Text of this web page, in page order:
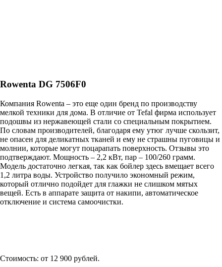
Rowenta DG 7506F0
Компания Rowenta – это еще один бренд по производству
мелкой техники для дома. В отличие от Tefal фирма использует
подошвы из нержавеющей стали со специальным покрытием.
По словам производителей, благодаря ему утюг лучше скользит,
не опасен для деликатных тканей и ему не страшны пуговицы и
молнии, которые могут поцарапать поверхность. Отзывы это
подтверждают. Мощность – 2,2 кВт, пар – 100/260 грамм.
Модель достаточно легкая, так как бойлер здесь вмещает всего
1,2 литра воды. Устройство получило экономный режим,
который отлично подойдет для глажки не слишком мятых
вещей. Есть в аппарате защита от накипи, автоматическое
отключение и система самоочистки.
Стоимость: от 12 900 рублей.